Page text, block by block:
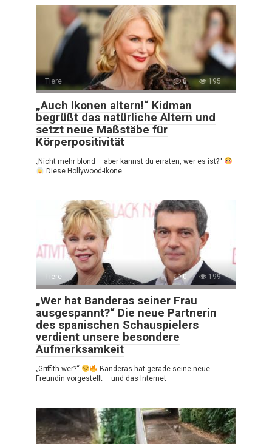
Tiere 0 195
„Auch Ikonen altern!“ Kidman
begrüßt das natürliche Altern und
setzt neue Maßstäbe für
Körperpositivität
„Nicht mehr blond – aber kannst du erraten, wer es ist?“
Diese Hollywood-Ikone
Tiere 0 199
„Wer hat Banderas seiner Frau
ausgespannt?“ Die neue Partnerin
des spanischen Schauspielers
verdient unsere besondere
Aufmerksamkeit
„Griffith wer?“
Banderas hat gerade seine neue
Freundin vorgestellt – und das Internet